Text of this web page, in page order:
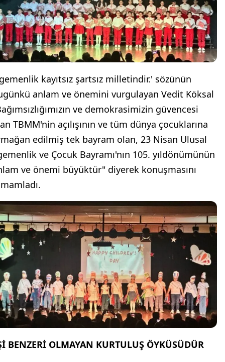
kayıtsız şartsız milletindir.' sözünün
anlam ve önemini vurgulayan Vedit Köksal
ve demokrasimizin güvencesi
TBMM'nin açılışının ve tüm dünya çocuklarına
edilmiş tek bayram olan, 23 Nisan Ulusal
ve Çocuk Bayramı'nın 105. yıldönümünün
ve önemi büyüktür" diyerek konuşmasını
BENZERİ OLMAYAN KURTULUŞ ÖYKÜSÜDÜR